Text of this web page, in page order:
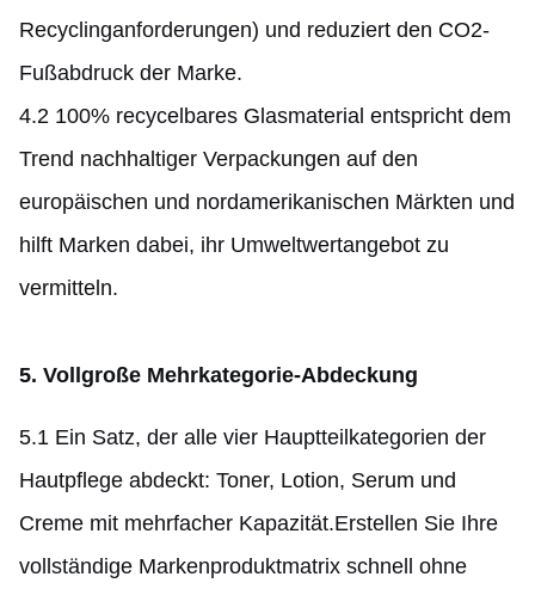
Recyclinganforderungen) und reduziert den CO2-
Fußabdruck der Marke.
4.2 100% recycelbares Glasmaterial entspricht dem
Trend nachhaltiger Verpackungen auf den
europäischen und nordamerikanischen Märkten und
hilft Marken dabei, ihr Umweltwertangebot zu
vermitteln.
5. Vollgroße Mehrkategorie-Abdeckung
5.1 Ein Satz, der alle vier Hauptteilkategorien der
Hautpflege abdeckt: Toner, Lotion, Serum und
Creme mit mehrfacher Kapazität.Erstellen Sie Ihre
vollständige Markenproduktmatrix schnell ohne